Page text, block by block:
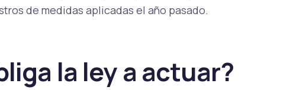
de medidas aplicadas el año pasado.
la ley a actuar?